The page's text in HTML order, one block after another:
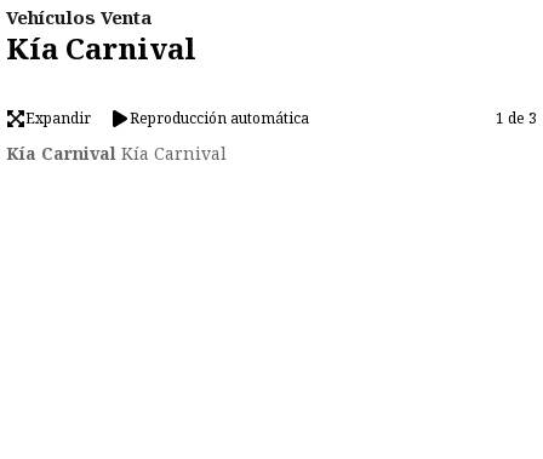
Vehículos Venta
Kía Carnival
Expandir Reproducción automática 1 de 3
Kía Carnival Kía Carnival